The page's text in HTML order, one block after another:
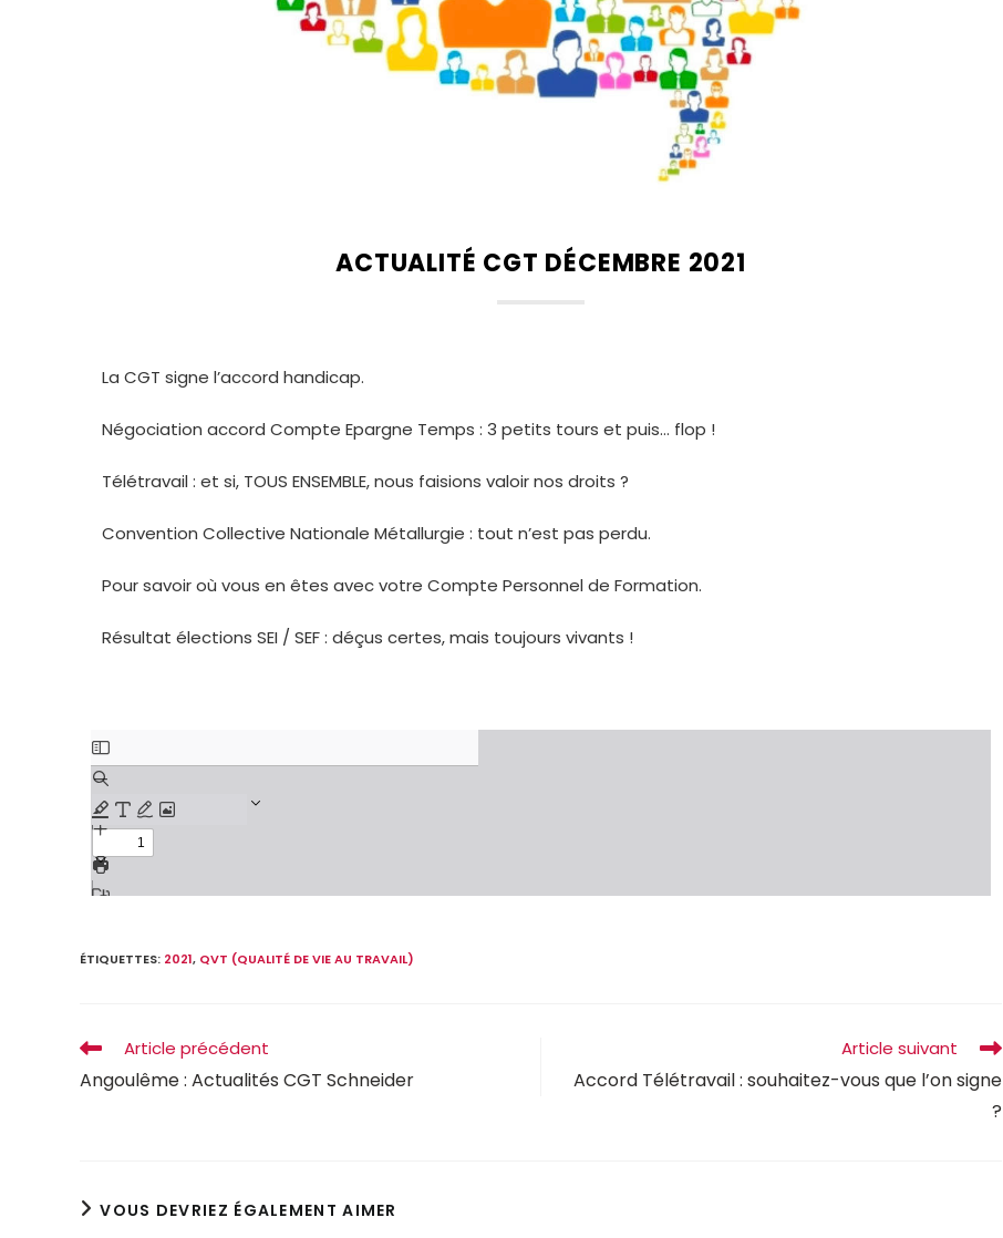
ACTUALITÉ CGT DÉCEMBRE 2021
La CGT signe l’accord handicap.
Négociation accord Compte Epargne Temps : 3 petits tours et puis… flop !
Télétravail : et si, TOUS ENSEMBLE, nous faisions valoir nos droits ?
Convention Collective Nationale Métallurgie : tout n’est pas perdu.
Pour savoir où vous en êtes avec votre Compte Personnel de Formation.
Résultat élections SEI / SEF : déçus certes, mais toujours vivants !
ÉTIQUETTES: 2021, QVT (QUALITÉ DE VIE AU TRAVAIL)
Article précédent
Angoulême : Actualités CGT Schneider
Article suivant
Accord Télétravail : souhaitez-vous que l’on signe
?
VOUS DEVRIEZ ÉGALEMENT AIMER